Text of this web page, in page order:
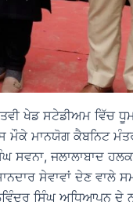
ਖੇਡ ਸਟੇਡੀਅਮ ਵਿੱਚ
ਮਾਨਯੋਗ ਕੈਬਨਿਟ
ਸਵਨਾ, ਜਲਾਲਾਬਾਦ
ਸੇਵਾਵਾਂ ਦੇਣ ਵਾਲੇ
ਸਿੰਘ ਅਧਿਆਪਨ ਦੇ